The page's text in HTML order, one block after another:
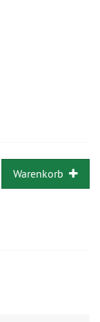
Warenkorb